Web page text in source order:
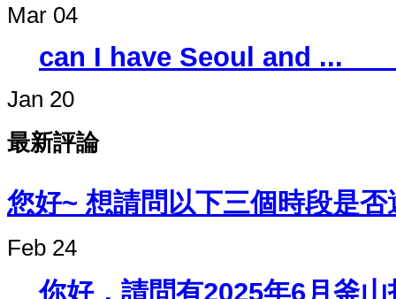
Mar 04
can I have
Jan 20
最新評論
您好~ 想請問以下三個時段是
Feb 24
你好，請問有2025年6月釜